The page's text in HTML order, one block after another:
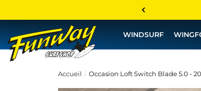
WINDSURF
Accueil Occasion Loft Switch Blade 5.0 -